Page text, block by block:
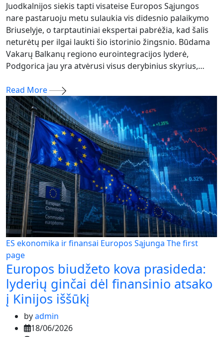
Juodkalnijos siekis tapti visateise Europos Sąjungos
nare pastaruoju metu sulaukia vis didesnio palaikymo
Briuselyje, o tarptautiniai ekspertai pabrėžia, kad šalis
neturėtų per ilgai laukti šio istorinio žingsnio. Būdama
Vakarų Balkanų regiono eurointegracijos lyderė,
Podgorica jau yra atvėrusi visus derybinius skyrius,…
Read More
ES ekonomika ir finansai Europos Sąjunga The first
page
Europos biudžeto kova prasideda:
lyderių ginčai dėl finansinio atsako
į Kinijos iššūkį
byadmin
18/06/2026